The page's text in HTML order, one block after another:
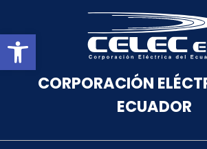
Abrir barra de
CORPORACIÓN
ECUADOR